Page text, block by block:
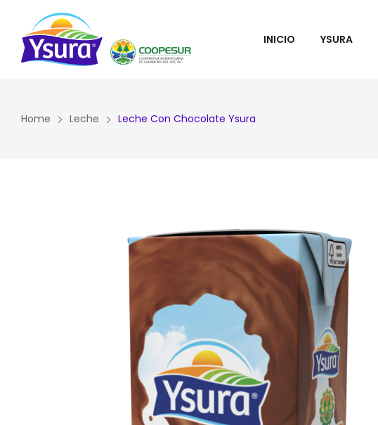
INICIO YSURA
Home Leche Leche Con Chocolate Ysura